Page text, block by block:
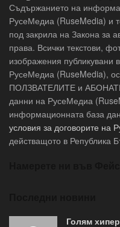
Съдържанието на
РусеМедиа (RuseMedia) и
под закрила на Закона за
права. Всички текстови,
изображения публикувани
РусеМедиа (RuseMedia),
ПОЛЗВАТЕЛИТЕ и
данни на РусеМедиа
информационната база
условия за договорите на
действащото в Република
Голям